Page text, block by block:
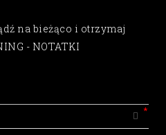
na bieżąco i otrzymaj
- NOTATKI